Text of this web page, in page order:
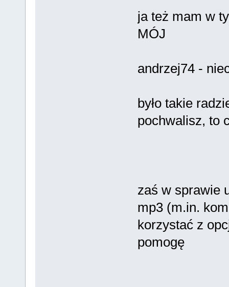
ja też mam w
MÓJ
andrzej74 -
było takie
pochwalisz, to
zaś w sprawie
mp3 (m.in.
korzystać z
pomogę